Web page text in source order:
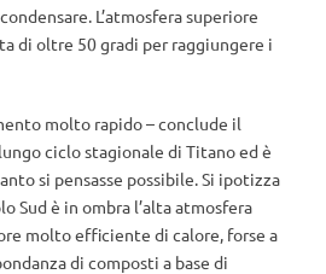
L’atmosfera superiore
di oltre 50 gradi per raggiungere i
molto rapido – conclude il
ciclo stagionale di Titano ed è
si pensasse possibile. Si ipotizza
Sud è in ombra l’alta atmosfera
molto efficiente di calore, forse a
di composti a base di